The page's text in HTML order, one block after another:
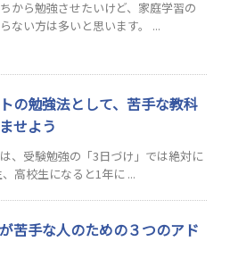
から勉強させたいけど、家庭学習の
ない方は多いと思います。 ...
の勉強法として、苦手な教科
せよう
、受験勉強の「3日づけ」では絶対に
高校生になると1年に ...
苦手な人のための３つのアド